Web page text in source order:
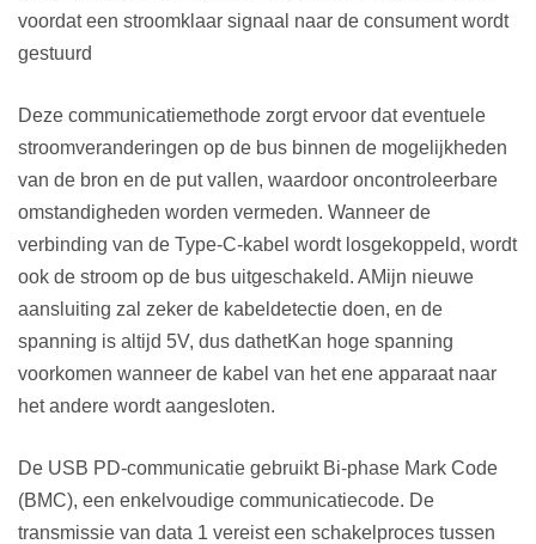
voordat een stroomklaar signaal naar de consument wordt
gestuurd
Deze communicatiemethode zorgt ervoor dat eventuele
stroomveranderingen op de bus binnen de mogelijkheden
van de bron en de put vallen, waardoor oncontroleerbare
omstandigheden worden vermeden. Wanneer de
verbinding van de Type-C-kabel wordt losgekoppeld, wordt
ook de stroom op de bus uitgeschakeld. AMijn nieuwe
aansluiting zal zeker de kabeldetectie doen, en de
spanning is altijd 5V, dus dathetKan hoge spanning
voorkomen wanneer de kabel van het ene apparaat naar
het andere wordt aangesloten.
De USB PD-communicatie gebruikt Bi-phase Mark Code
(BMC), een enkelvoudige communicatiecode. De
transmissie van data 1 vereist een schakelproces tussen